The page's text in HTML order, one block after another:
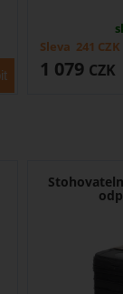
1 079 CZK
Sleva 241 CZK